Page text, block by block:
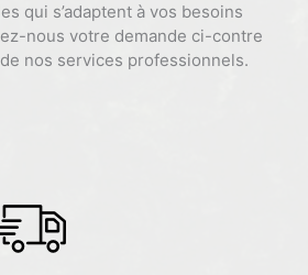
qui s’adaptent à vos besoins
nous votre demande ci-contre
nos services professionnels.